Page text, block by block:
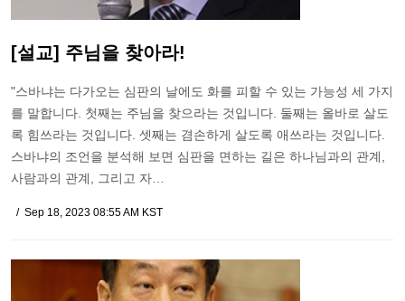
[설교] 주님을 찾아라!
"스바냐는 다가오는 심판의 날에도 화를 피할 수 있는 가능성 세 가지
를 말합니다. 첫째는 주님을 찾으라는 것입니다. 둘째는 올바로 살도
록 힘쓰라는 것입니다. 셋째는 겸손하게 살도록 애쓰라는 것입니다.
스바냐의 조언을 분석해 보면 심판을 면하는 길은 하나님과의 관계,
사람과의 관계, 그리고 자…
Sep 18, 2023 08:55 AM KST